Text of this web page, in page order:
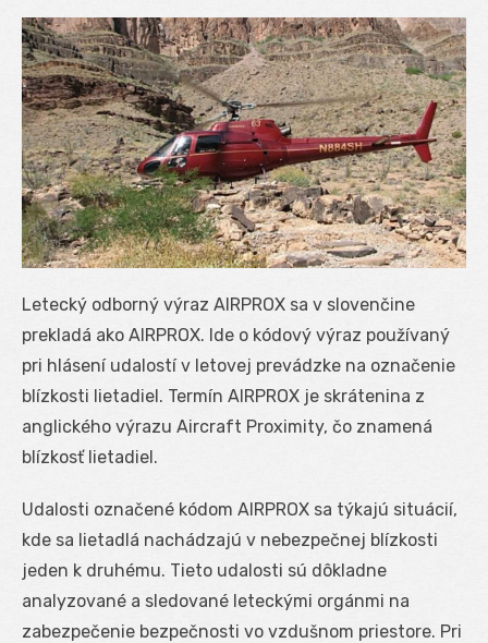
Letecký odborný výraz AIRPROX sa v slovenčine
prekladá ako AIRPROX. Ide o kódový výraz používaný
pri hlásení udalostí v letovej prevádzke na označenie
blízkosti lietadiel. Termín AIRPROX je skrátenina z
anglického výrazu Aircraft Proximity, čo znamená
blízkosť lietadiel.
Udalosti označené kódom AIRPROX sa týkajú situácií,
kde sa lietadlá nachádzajú v nebezpečnej blízkosti
jeden k druhému. Tieto udalosti sú dôkladne
analyzované a sledované leteckými orgánmi na
zabezpečenie bezpečnosti vo vzdušnom priestore. Pri